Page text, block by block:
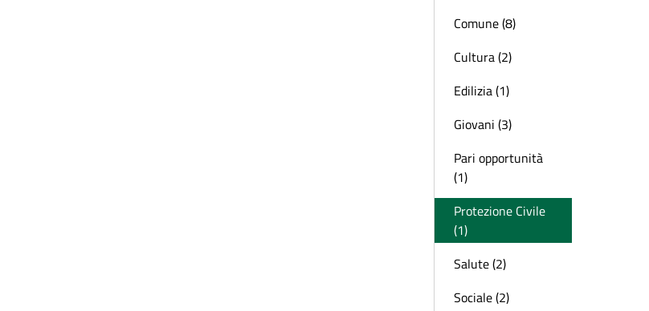
Comune (8)
Cultura (2)
Edilizia (1)
Giovani (3)
Pari opportunità
(1)
Protezione Civile
(1)
Salute (2)
Sociale (2)